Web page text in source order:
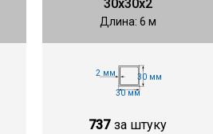
30х30х2
Длина: 6 м
2 мм
30 мм
30 мм
737 за штуку